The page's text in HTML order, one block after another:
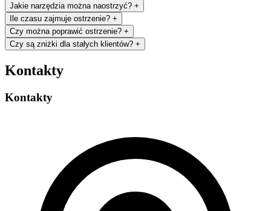
Jakie narzędzia można naostrzyć? +
Ile czasu zajmuje ostrzenie? +
Czy można poprawić ostrzenie? +
Czy są zniżki dla stałych klientów? +
Kontakty
Kontakty